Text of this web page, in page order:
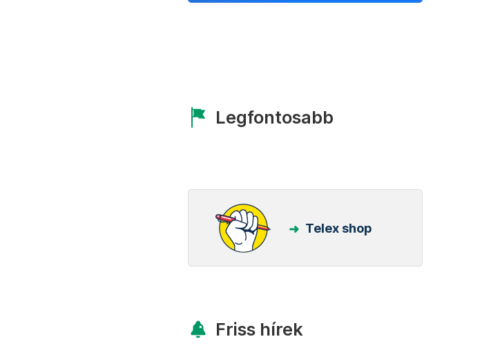
Legfontosabb
Telex shop
Friss hírek